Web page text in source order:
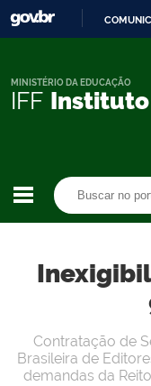
IFF Instituto
MINISTÉRIO DA EDUCAÇÃO
Contratação de
Brasileira de
demandas da